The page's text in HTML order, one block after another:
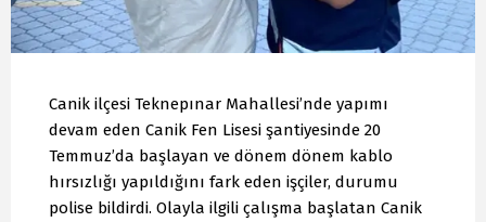
Canik ilçesi Teknepınar Mahallesi’nde yapımı
devam eden Canik Fen Lisesi şantiyesinde 20
Temmuz’da başlayan ve dönem dönem kablo
hırsızlığı yapıldığını fark eden işçiler, durumu
polise bildirdi. Olayla ilgili çalışma başlatan Canik